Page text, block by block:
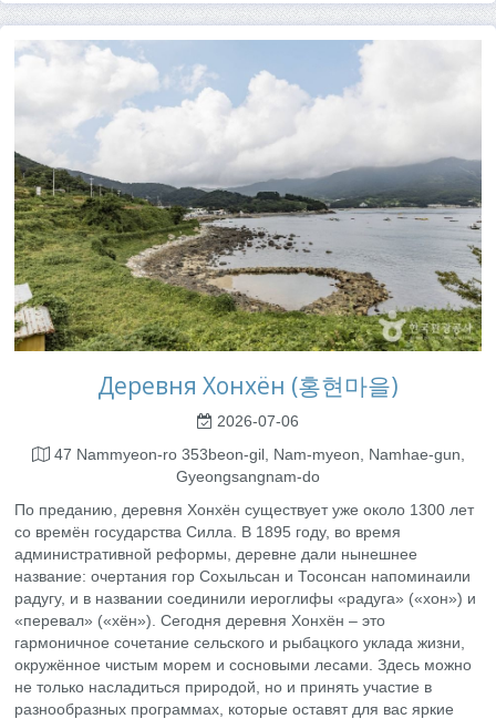
Деревня Хонхён (홍현마을)
2026-07-06
47 Nammyeon-ro 353beon-gil, Nam-myeon, Namhae-gun,
Gyeongsangnam-do
По преданию, деревня Хонхён существует уже около 1300 лет
со времён государства Силла. В 1895 году, во время
административной реформы, деревне дали нынешнее
название: очертания гор Сохыльсан и Тосонсан напоминаили
радугу, и в названии соединили иероглифы «радуга» («хон») и
«перевал» («хён»). Сегодня деревня Хонхён – это
гармоничное сочетание сельского и рыбацкого уклада жизни,
окружённое чистым морем и сосновыми лесами. Здесь можно
не только насладиться природой, но и принять участие в
разнообразных программах, которые оставят для вас яркие